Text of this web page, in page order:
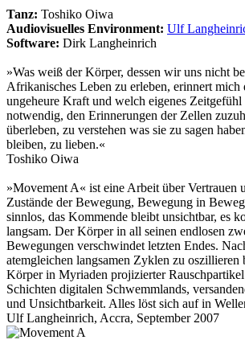
Tanz: Toshiko Oiwa
Audiovisuelles Environment: Ulf
Software: Dirk Langheinrich
»Was weiß der Körper, dessen wir uns nicht
Afrikanisches Leben zu erleben, erinnert mich
ungeheure Kraft und welch eigenes
notwendig, den Erinnerungen der Zellen
überleben, zu verstehen was sie zu sagen
bleiben, zu lieben.«
Toshiko Oiwa
»Movement A« ist eine Arbeit über Vertrauen
Zustände der Bewegung, Bewegung in
sinnlos, das Kommende bleibt unsichtbar, es
langsam. Der Körper in all seinen endlosen
Bewegungen verschwindet letzten Endes.
atemgleichen langsamen Zyklen zu oszillieren
Körper in Myriaden projizierter
Schichten digitalen Schwemmlands,
und Unsichtbarkeit. Alles löst sich auf in
Ulf Langheinrich, Accra, September 2007